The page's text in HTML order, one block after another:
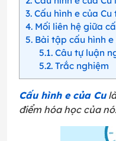
3 Cấu hình e của
4 Mối liên hệ giữa
5 Bài tập cấu hình e
5.1Câu tự luận
5.2Trắc nghiệm
Cấu hình e của Cu
điểm hóa học của